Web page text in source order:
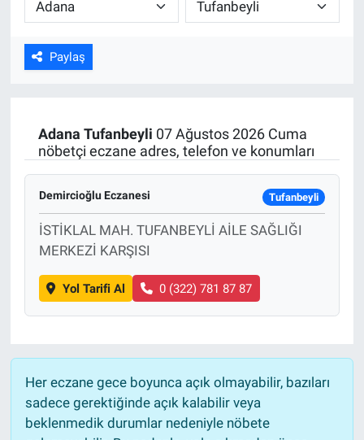
Paylaş
Adana Tufanbeyli 07 Ağustos 2026 Cuma
nöbetçi eczane adres, telefon ve konumları
Demircioğlu Eczanesi Tufanbeyli
İSTİKLAL MAH. TUFANBEYLİ AİLE SAĞLIĞI
MERKEZİ KARŞISI
Yol Tarifi Al 0 (322) 781 87 87
Her eczane gece boyunca açık olmayabilir, bazıları
sadece gerektiğinde açık kalabilir veya
beklenmedik durumlar nedeniyle nöbete